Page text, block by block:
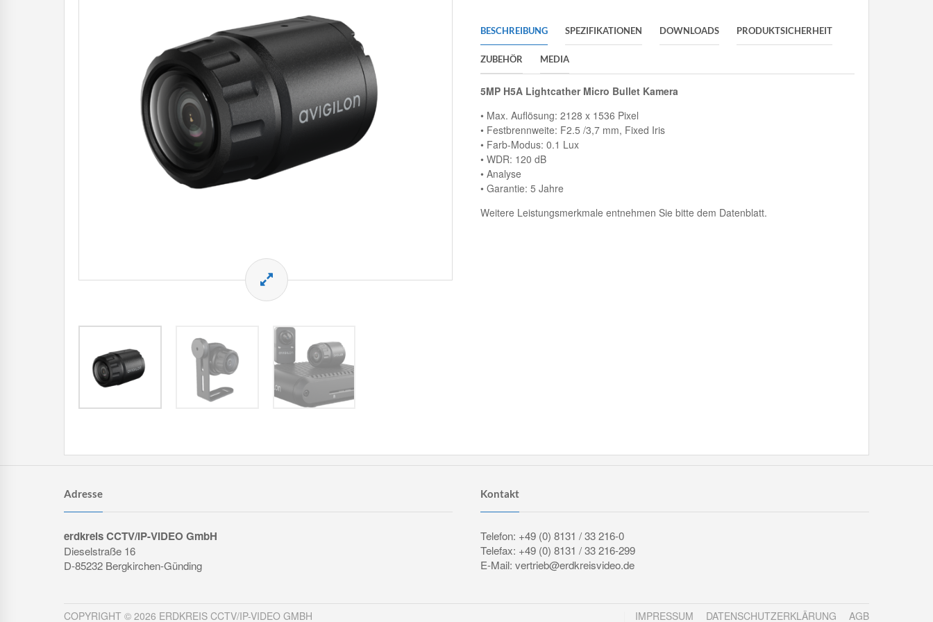
BESCHREIBUNG SPEZIFIKATIONEN DOWNLOADS PRODUKTSICHERHEIT
ZUBEHÖR MEDIA
5MP H5A Lightcather Micro Bullet Kamera
• Max. Auflösung: 2128 x 1536 Pixel
• Festbrennweite: F2.5 /3,7 mm, Fixed Iris
• Farb-Modus: 0.1 Lux
• WDR: 120 dB
• Analyse
• Garantie: 5 Jahre
Weitere Leistungsmerkmale entnehmen Sie bitte dem Datenblatt.
Adresse
erdkreis CCTV/IP-VIDEO GmbH
Dieselstraße 16
D-85232 Bergkirchen-Günding
Kontakt
Telefon: +49 (0) 8131 / 33 216-0
Telefax: +49 (0) 8131 / 33 216-299
E-Mail: vertrieb@erdkreisvideo.de
COPYRIGHT © 2026 ERDKREIS CCTV/IP-VIDEO GMBH IMPRESSUM DATENSCHUTZERKLÄRUNG AGB